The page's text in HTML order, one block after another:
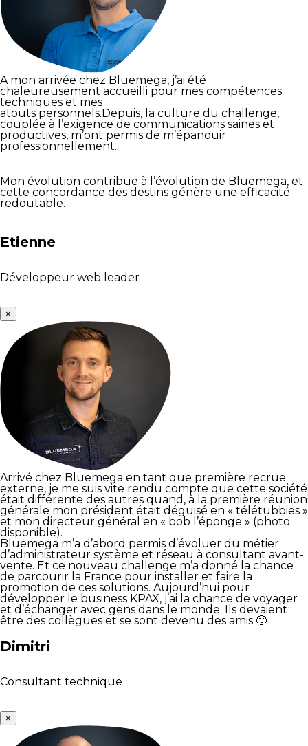
A mon arrivée chez Bluemega, j’ai été
chaleureusement accueilli pour mes compétences
techniques et mes
atouts personnels.Depuis, la culture du challenge,
couplée à l’exigence de communications saines et
productives, m’ont permis de m’épanouir
professionnellement.
Mon évolution contribue à l’évolution de Bluemega, et
cette concordance des destins génère une efficacité
redoutable.
Etienne
Développeur web leader
×
Arrivé chez Bluemega en tant que première recrue
externe, je me suis vite rendu compte que cette société
était différente des autres quand, à la première réunion
générale mon président était déguisé en « télétubbies »
et mon directeur général en « bob l’éponge » (photo
disponible).
Bluemega m’a d’abord permis d’évoluer du métier
d’administrateur système et réseau à consultant avant-
vente. Et ce nouveau challenge m’a donné la chance
de parcourir la France pour installer et faire la
promotion de ces solutions. Aujourd’hui pour
développer le business KPAX, j’ai la chance de voyager
et d’échanger avec gens dans le monde. Ils devaient
être des collègues et se sont devenu des amis 🙂
Dimitri
Consultant technique
×